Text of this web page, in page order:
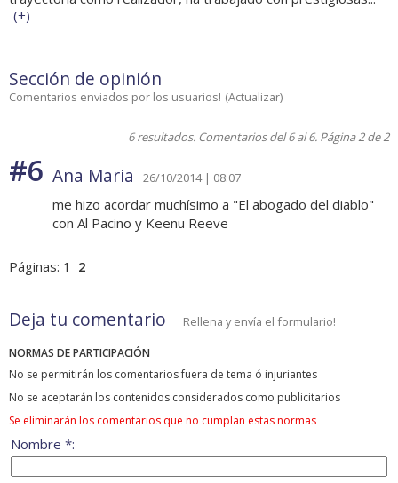
(+)
Sección de opinión
Comentarios enviados por los usuarios! (Actualizar)
6 resultados. Comentarios del 6 al 6. Página 2 de 2
#6 Ana Maria 26/10/2014 | 08:07
me hizo acordar muchísimo a "El abogado del diablo"
con Al Pacino y Keenu Reeve
Páginas: 1 2
Deja tu comentario Rellena y envía el formulario!
NORMAS DE PARTICIPACIÓN
No se permitirán los comentarios fuera de tema ó injuriantes
No se aceptarán los contenidos considerados como publicitarios
Se eliminarán los comentarios que no cumplan estas normas
Nombre *: